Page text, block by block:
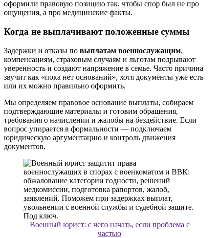
оформили правовую позицию так, чтобы спор был не про
ощущения, а про медицинские факты.
Когда не выплачивают положенные суммы
Задержки и отказы по выплатам военнослужащим,
компенсациям, страховым случаям и льготам подрывают
уверенность и создают напряжение в семье. Часто причина
звучит как «пока нет оснований», хотя документы уже есть
или их можно правильно оформить.
Мы определяем правовое основание выплаты, собираем
подтверждающие материалы и готовим обращения,
требования о начислении и жалобы на бездействие. Если
вопрос упирается в формальности — подключаем
юридическую аргументацию и контроль движения
документов.
Военный юрист: с чего начать, если проблема с
частью